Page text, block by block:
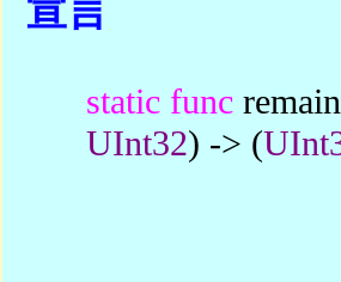
宣言
static func
UInt32) -> (